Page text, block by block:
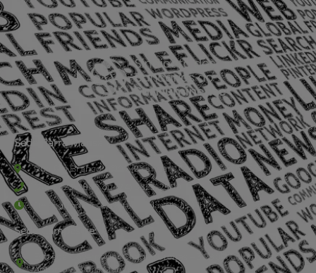
Sede Barra Mansa
Rua Rio Branco, nº107 (2º andar), Centro - Cep: 27.330-030
(24) 3323-2848 ou (24) 3323-2500
De segunda à sexta-feira , das 9h às 17h.
Sede Campestre:
Estrada Governador Chagas Freitas – 3.780 – Colônia Santo
Antônio – Barra Mansa